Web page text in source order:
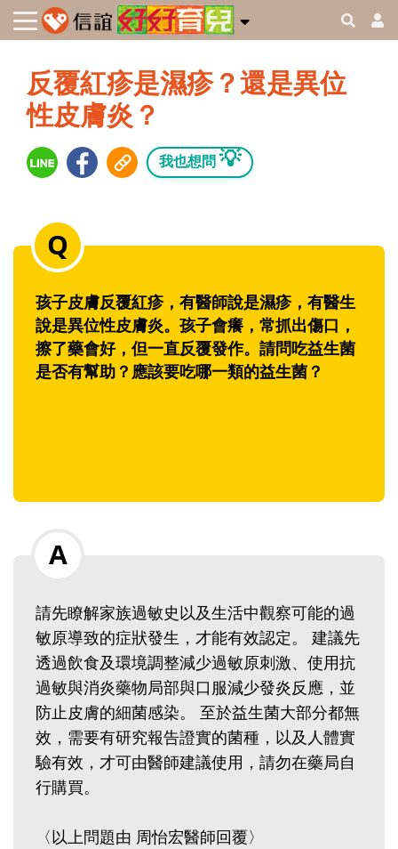
反覆紅疹是濕疹？還是異位
性皮膚炎？
我也想問 💡
孩子皮膚反覆紅疹，有醫師說是濕疹，有醫生
說是異位性皮膚炎。孩子會癢，常抓出傷口，
擦了藥會好，但一直反覆發作。請問吃益生菌
是否有幫助？應該要吃哪一類的益生菌？
請先瞭解家族過敏史以及生活中觀察可能的過
敏原導致的症狀發生，才能有效認定。 建議先
透過飲食及環境調整減少過敏原刺激、使用抗
過敏與消炎藥物局部與口服減少發炎反應，並
防止皮膚的細菌感染。 至於益生菌大部分都無
效，需要有研究報告證實的菌種，以及人體實
驗有效，才可由醫師建議使用，請勿在藥局自
行購買。
〈以上問題由 周怡宏醫師回覆〉